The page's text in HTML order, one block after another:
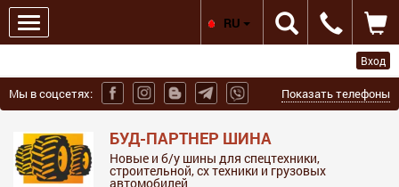
Вход
Мы в соцсетях: Показать телефоны
БУД-ПАРТНЕР ШИНА
Новые и б/у шины для спецтехники,
строительной, сх техники и грузовых
автомобилей
RU